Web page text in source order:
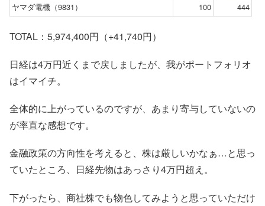
ヤマダ電機（9831）
100 444
TOTAL：5,974,400円（+41,740円）
日経は4万円近くまで戻しましたが、我がポートフォリオ
はイマイチ。
全体的に上がっているのですが、あまり寄与していないの
が率直な感想です。
金融政策の方向性を考えると、株は厳しいかなぁ…と思っ
ていたところ、日経先物はあっさり4万円超え。
下がったら、商社株でも物色してみようと思っていただけ